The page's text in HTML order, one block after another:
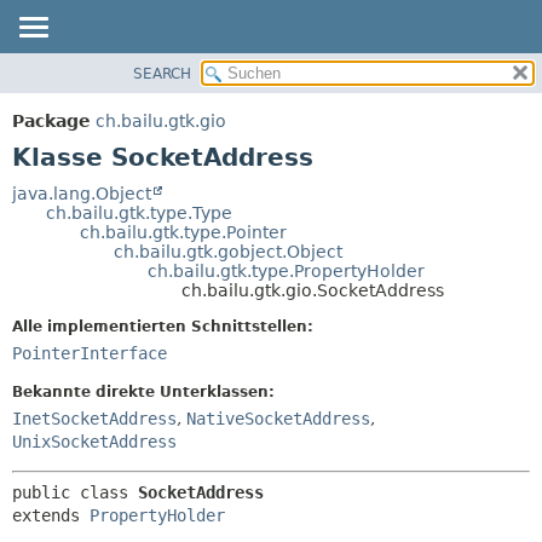
PACKAGE
KLASSE
VERALTET
DETAILS:
FELD
SEARCH
Package ch.bailu.gtk.gio
Klasse SocketAddress
java.lang.Object
ch.bailu.gtk.type.Type
ch.bailu.gtk.type.Pointer
ch.bailu.gtk.gobject.Object
ch.bailu.gtk.type.PropertyHolder
ch.bailu.gtk.gio.SocketAddress
Alle implementierten Schnittstellen:
PointerInterface
Bekannte direkte Unterklassen:
InetSocketAddress, NativeSocketAddress,
UnixSocketAddress
public class SocketAddress
extends PropertyHolder